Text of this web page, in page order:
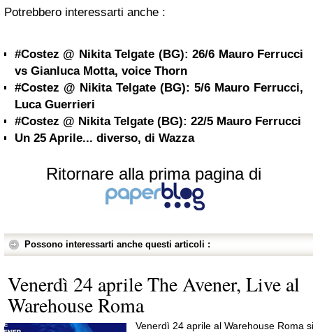
Potrebbero interessarti anche :
#Costez @ Nikita Telgate (BG): 26/6 Mauro Ferrucci
vs Gianluca Motta, voice Thorn
#Costez @ Nikita Telgate (BG): 5/6 Mauro Ferrucci,
Luca Guerrieri
#Costez @ Nikita Telgate (BG): 22/5 Mauro Ferrucci
Un 25 Aprile... diverso, di Wazza
Ritornare alla prima pagina di
Possono interessarti anche questi articoli :
Venerdì 24 aprile The Avener, Live al
Warehouse Roma
Venerdì 24 aprile al Warehouse Roma si